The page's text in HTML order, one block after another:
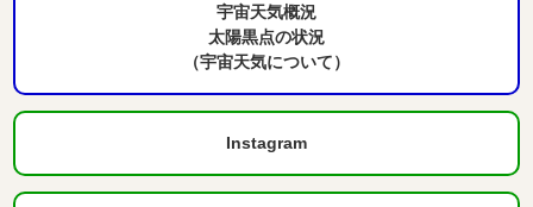
宇宙天気概況
太陽黒点の状況
（宇宙天気について）
Instagram